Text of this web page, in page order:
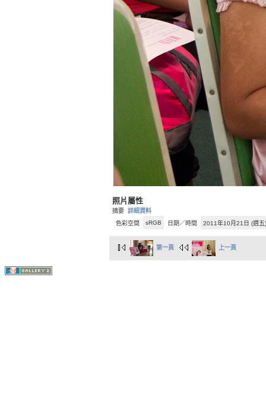
照片屬性
摘要 詳細資料
色彩空間
sRGB 日期／時間 2011年10月21日 (週
第一頁 上一頁